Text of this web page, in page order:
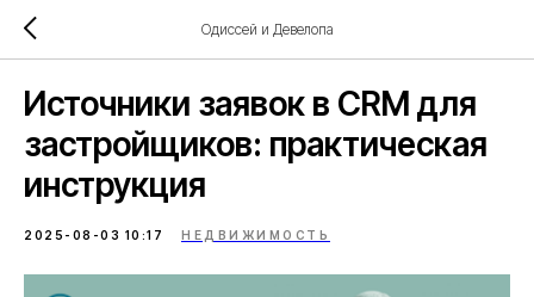
Одиссей и Девелопа
Источники заявок в CRM для
застройщиков: практическая
инструкция
2025-08-03 10:17 НЕДВИЖИМОСТЬ